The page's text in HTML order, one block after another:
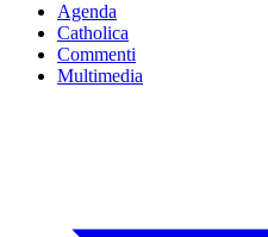
Agenda
Catholica
Commenti
Multimedia